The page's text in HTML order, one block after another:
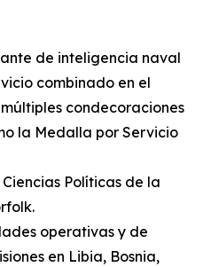
de inteligencia naval
combinado en el
múltiples condecoraciones
la Medalla por Servicio
Políticas de la
operativas y de
en Libia, Bosnia,